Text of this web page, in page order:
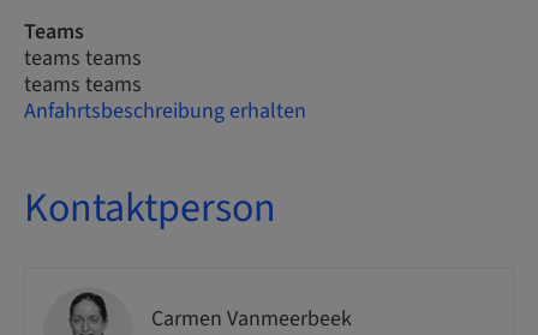
Teams
teams teams
teams teams
Anfahrtsbeschreibung erhalten
Kontaktperson
Carmen Vanmeerbeek